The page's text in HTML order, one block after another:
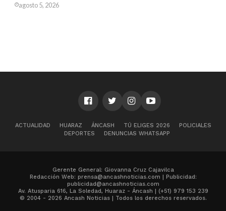
agosto 5, 2026
ACTUALIDAD HUARAZ ÁNCASH TÚ ELIGES 2026
POLICIALES
DEPORTES
DENUNCIAS WHATSAPP
Gerente General: Giovanna Cruz Cajavilca
Redacción Web: prensa@ancashnoticias.com | Publicidad:
publicidad@ancashnoticias.com
Av. Atusparia 616, La Soledad, Huaraz - Áncash | (+51) 979 153 239
© 2004 - 2026 Ancash Noticias | Todos los derechos reservados.